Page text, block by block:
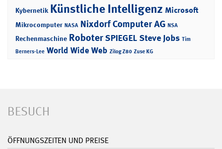
Kybernetik Künstliche Intelligenz Microsoft
Mikrocomputer NASA Nixdorf Computer AG NSA
Rechenmaschine RoboterSPIEGELSteve Jobs Tim
Berners-Lee World Wide Web Zilog Z80 Zuse KG
BESUCH
ÖFFNUNGSZEITEN UND PREISE